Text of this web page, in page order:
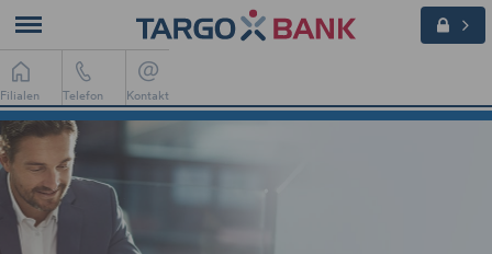
Filialen Telefon Kontakt